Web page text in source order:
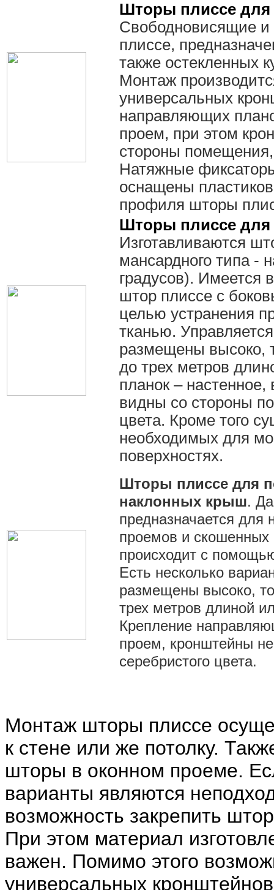
Шторы плиссе для
Свободновисящие
плиссе,
также остекленных
Монтаж
универсальных
направляющих
проем, при этом
стороны помещения,
Натяжные
оснащены
профиля шторы
Шторы плиссе для
Изготавливаются
мансардного типа -
градусов). Имеется
штор плиссе с
целью устранения
тканью.
размещены высоко,
до трех метров
планок –
видны со стороны
цвета. Кроме того
необходимых для
поверхностях.
Шторы плиссе для
наклонных крыш.
предназначается для
проемов и
происходит с
Есть несколько
размещены высоко,
трех метров длиной
Крепление
проем, кронштейны
серебристого цвета.
Монтаж шторы плиссе
к стене или же потолку.
шторы в оконном проеме.
варианты являются
возможность закрепить
При этом материал
важен. Помимо этого
универсальных